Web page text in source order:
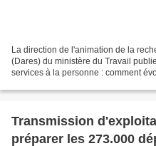
La direction de l'animation de la
(Dares) du ministère du Travail
services à la personne : comment
Transmission
préparer les 273.000